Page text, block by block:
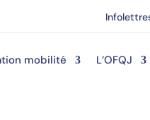
mobilité L’OFQJ